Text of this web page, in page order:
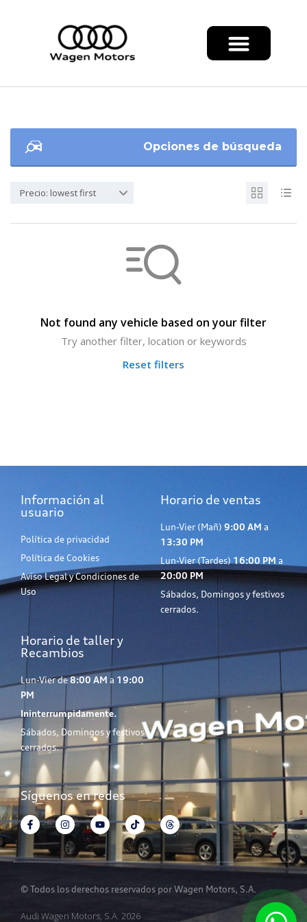
Opciones de búsqueda
Precio: lowest first
Not found any vehicle based on your filter
Try another filter, location or keywords
Reset filters
Información al
usuario
Política de privacidad
Política de Cookies
Aviso Legal y Condiciones de
Uso
Horario de ventas
Lun-Vier (Mañ) 9:00 AM a
13:30 PM
Lun-Vier (Tardes) 16:00 PM a
20:00 PM
Sábados, Domingos y festivos
cerrados.
Horario de taller y
Recambios
Lun-Vier de8:00 AM a 19:00
PM
Ininterrumpidamente.
Sábados, Domingos y festivos
cerrados.
Síguenos en redes
© Todos los derechos reservados por Wagen Motors, S.A.
Audi Wagen Motors, S.A. 2026